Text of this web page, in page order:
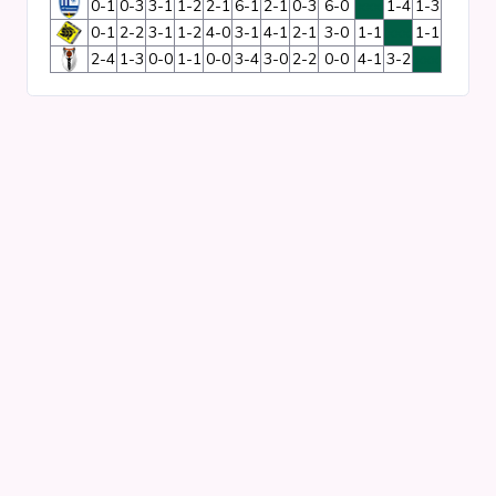
Clubs
Wedstrijden
0-1 0-3 3-1 1-2 2-1 6-1 2-1 0-3 6-0 1-4 1-3
0-1 2-2 3-1 1-2 4-0 3-1 4-1 2-1 3-0 1-1
1-1
2-4 1-3 0-0 1-1 0-0 3-4 3-0 2-2 0-0 4-1 3-2